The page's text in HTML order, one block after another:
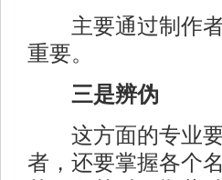
主要通过制作者
重要。
三是辨伪
这方面的专业要
者，还要掌握各个